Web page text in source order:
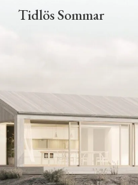
Tidlös Sommar